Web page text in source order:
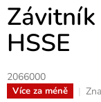
HSSE
2066000
Více za méně